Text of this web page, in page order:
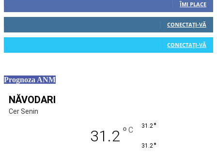
ÎMI PLACE
CONECTAȚI-VĂ
CONECTAȚI-VĂ
Prognoza ANM
NĂVODARI
Cer Senin
31.2 ° C 31.2°
31.2°